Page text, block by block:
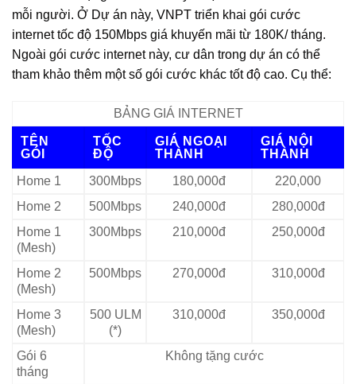
mỗi người. Ở Dự án này, VNPT triển khai gói cước
internet tốc độ 150Mbps giá khuyến mãi từ 180K/ tháng.
Ngoài gói cước internet này, cư dân trong dự án có thể
tham khảo thêm một số gói cước khác tốt độ cao. Cụ thể:
BẢNG GIÁ INTERNET
TÊN
GÓI
TỐC
ĐỘ
GIÁ NGOẠI
THÀNH
GIÁ NỘI
THÀNH
Home 1
300Mbps 180,000đ
220,000
Home 2
500Mbps 240,000đ
280,000đ
Home 1
(Mesh)
300Mbps 210,000đ 250,000đ
Home 2
(Mesh)
500Mbps 270,000đ 310,000đ
Home 3
(Mesh)
500 ULM
(*)
310,000đ 350,000đ
Gói 6
tháng
Không tặng cước